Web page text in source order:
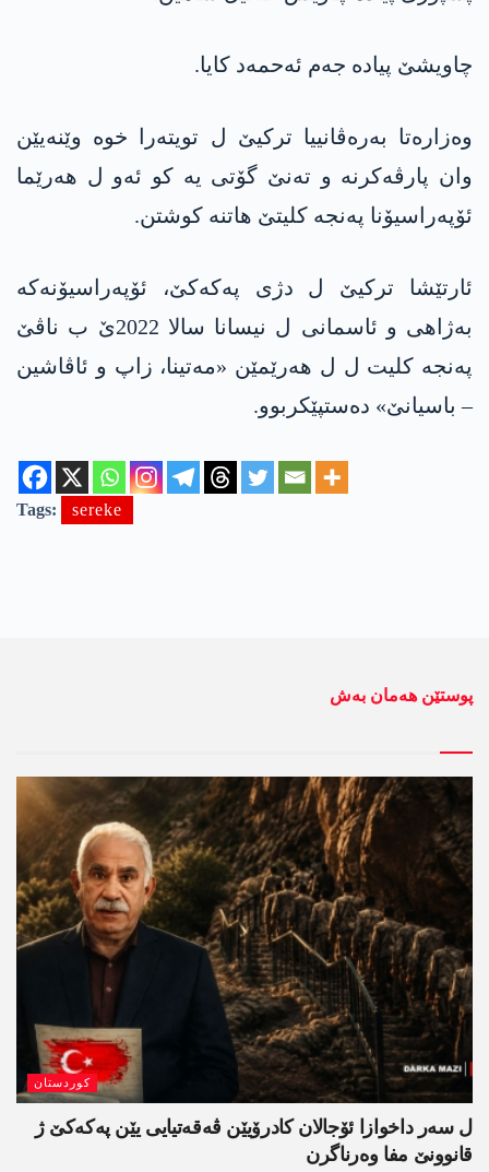
چاویشێ پیادە جه‌م ئه‌حمه‌د كایا.
وه‌زاره‌تا به‌ره‌ڤانییا تركیێ ل تویته‌را خوه‌ وێنه‌یێن
وان پارڤه‌كرنه‌ و ته‌نێ گۆتی یه‌ كو ئه‌و ل هه‌رێما
ئۆپه‌راسیۆنا په‌نجه‌ كلیتێ هاتنه‌ كوشتن.
ئارتێشا ترکیێ ل دژی په‌كه‌كێ، ئۆپەراسیۆنەکە
به‌ژاهی و ئاسمانی ل نیسانا سالا 2022ێ ب ناڤێ
په‌نجه‌ كلیت ل ل هەرێمێن «مەتینا، زاپ و ئاڤاشین
– باسیانێ» ده‌ستپێكربوو.
Tags: sereke
پوستێن ھەمان بەش
کوردستان
ل سەر داخوازا ئۆجالان کادرۆیێن ڤەقەتیایی یێن پەکەکێ ژ
قانوونێ مفا وەرناگرن